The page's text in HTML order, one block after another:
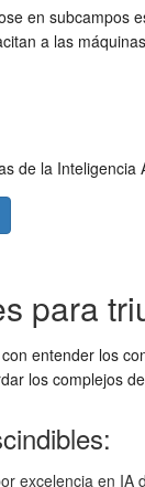
en
a las
de la
para
entender los
los complejos
excelencia en